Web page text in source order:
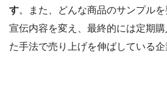
す。また、どんな商品のサンプルを
宣伝内容を変え、最終的には定期
た手法で売り上げを伸ばしている企